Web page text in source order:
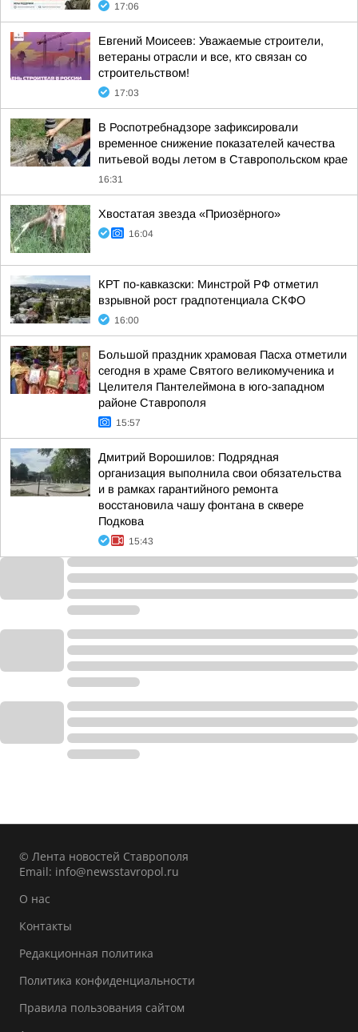
17:06
Евгений Моисеев: Уважаемые строители,
ветераны отрасли и все, кто связан со
строительством!
17:03
В Роспотребнадзоре зафиксировали
временное снижение показателей качества
питьевой воды летом в Ставропольском крае
16:31
Хвостатая звезда «Приозёрного»
16:04
КРТ по-кавказски: Минстрой РФ отметил
взрывной рост градпотенциала СКФО
16:00
Большой праздник храмовая Пасха отметили
сегодня в храме Святого великомученика и
Целителя Пантелеймона в юго-западном
районе Ставрополя
15:57
Дмитрий Ворошилов: Подрядная
организация выполнила свои обязательства
и в рамках гарантийного ремонта
восстановила чашу фонтана в сквере
Подкова
15:43
© Лента новостей Ставрополя
Email: info@newsstavropol.ru
О нас
Контакты
Редакционная политика
Политика конфиденциальности
Правила пользования сайтом